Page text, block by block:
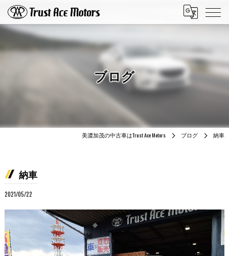
ブログ
美濃加茂の中古車はTrust Ace Motors ブログ 納車
納車
2021/05/22